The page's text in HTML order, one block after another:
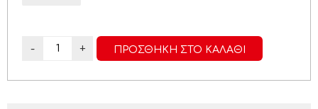
- + ΠΡΟΣΘΉΚΗ ΣΤΟ ΚΑΛΆΘΙ